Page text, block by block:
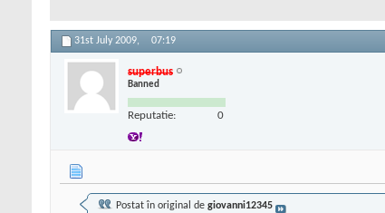
31st July 2009, 07:19
superbus
Banned
Reputatie: 0
Postat în original de giovanni12345